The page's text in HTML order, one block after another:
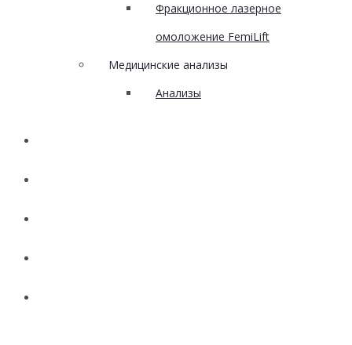
Фракционное лазерное
омоложение FemiLift
Медицинские анализы
Анализы